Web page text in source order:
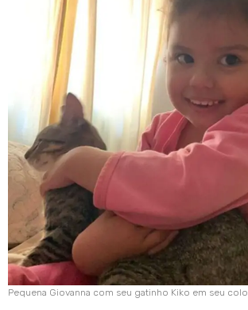
Pequena Giovanna com seu gatinho Kiko em seu colo